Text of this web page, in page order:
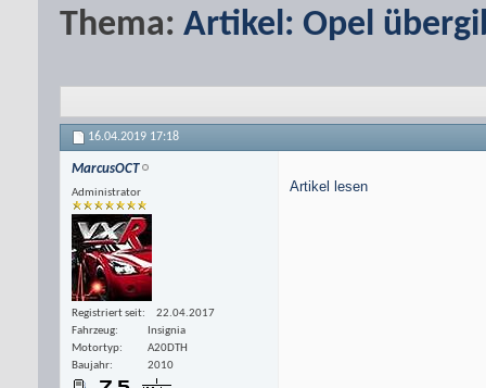
Thema: Artikel: Opel
16.04.2019 17:18
MarcusOCT
Administrator
Registriert seit
22.04.2017
Fahrzeug
Insignia
Motortyp
A20DTH
Baujahr
2010
Artikel lesen